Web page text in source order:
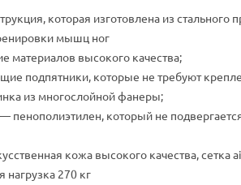
которая изготовлена из
мышц ног
материалов высокого качества;
подпятники, которые не требуют
из многослойной фанеры;
пенополиэтилен, который не
кожа высокого качества, сетка
нагрузка 270 кг